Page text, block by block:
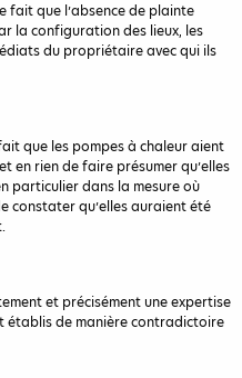
fait que l’absence de plainte
la configuration des lieux, les
du propriétaire avec qui ils
que les pompes à chaleur aient
en rien de faire présumer qu’elles
particulier dans la mesure où
constater qu’elles auraient été
et précisément une expertise
établis de manière contradictoire